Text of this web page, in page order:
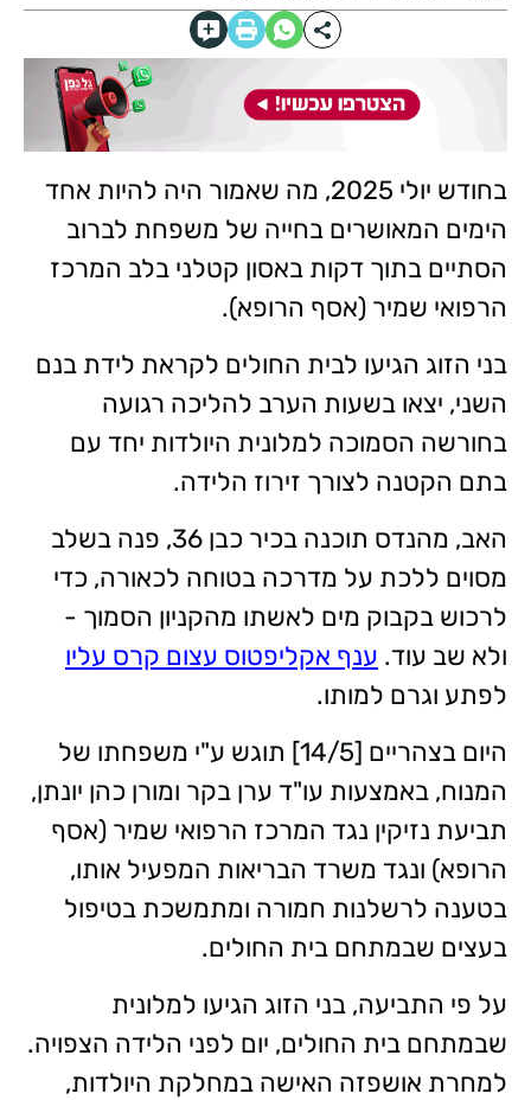
בחודש יולי 2025, מה שאמור היה להיות אחד
הימים המאושרים בחייה של משפחת לברוב
הסתיים בתוך דקות באסון קטלני בלב המרכז
הרפואי שמיר (אסף הרופא).
בני הזוג הגיעו לבית החולים לקראת לידת בנם
השני, יצאו בשעות הערב להליכה רגועה
בחורשה הסמוכה למלונית היולדות יחד עם
בתם הקטנה לצורך זירוז הלידה.
האב, מהנדס תוכנה בכיר כבן 36, פנה בשלב
מסוים ללכת על מדרכה בטוחה לכאורה, כדי
לרכוש בקבוק מים לאשתו מהקניון הסמוך -
ולא שב עוד. ענף אקליפטוס עצום קרס עליו
לפתע וגרם למותו.
היום בצהריים [14/5] תוגש ע"י משפחתו של
המנוח, באמצעות עו"ד ערן בקר ומורן כהן יונתן,
תביעת נזיקין נגד המרכז הרפואי שמיר (אסף
הרופא) ונגד משרד הבריאות המפעיל אותו,
בטענה לרשלנות חמורה ומתמשכת בטיפול
בעצים שבמתחם בית החולים.
על פי התביעה, בני הזוג הגיעו למלונית
שבמתחם בית החולים, יום לפני הלידה הצפויה.
למחרת אושפזה האישה במחלקת היולדות,